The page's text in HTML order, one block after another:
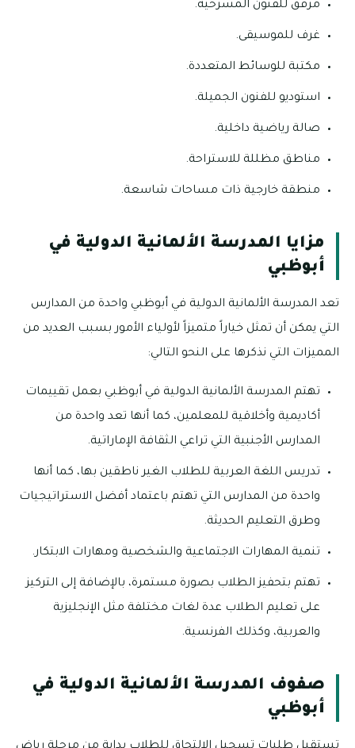
مرفق للفنون المسرحية.
غرف للموسيقى.
مكتبة للوسائط المتعددة.
استوديو للفنون الجميلة.
صالة رياضية داخلية.
مناطق مظللة للاستراحة.
منطقة خارجية ذات مساحات شاسعة.
مزايا المدرسة الألمانية الدولية في
أبوظبي
تعد المدرسة الألمانية الدولية في أبوظبي واحدة من المدارس
التي يمكن أن تمثل خياراً متميزاً لأولياء الأمور بسبب العديد من
المميزات التي نذكرها على النحو التالي:
تهتم المدرسة الألمانية الدولية في أبوظبي بعمل تقييمات
أكاديمية وأخلاقية للمعلمين، كما أنها تعد واحدة من
المدارس الأجنبية التي تراعي الثقافة الإماراتية.
تدريس اللغة العربية للطلاب الغير ناطقين بها، كما أنها
واحدة من المدارس التي تهتم باعتماد أفضل الاستراتيجيات
وطرق التعليم الحديثة.
تنمية المهارات الاجتماعية والشخصية ومهارات الابتكار.
تهتم بتحفيز الطلاب بصورة مستمرة، بالإضافة إلى التركيز
على تعليم الطلاب عدة لغات مختلفة مثل الإنجليزية
والعربية، وكذلك الفرنسية.
صفوف المدرسة الألمانية الدولية في
أبوظبي